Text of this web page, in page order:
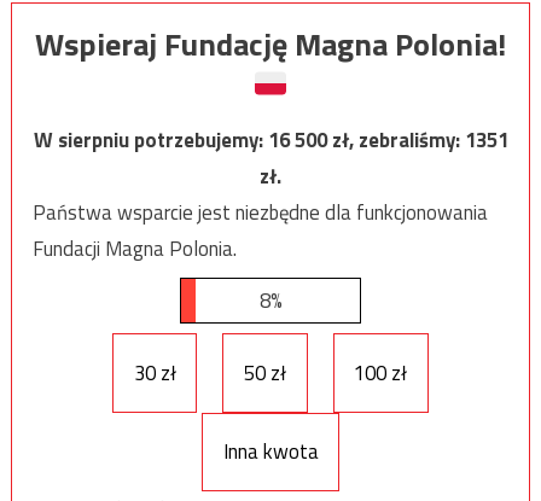
Wspieraj Fundację Magna Polonia!
W sierpniu potrzebujemy:16 500zł, zebraliśmy:1351
zł.
Państwa wsparcie jest niezbędne dla funkcjonowania
Fundacji Magna Polonia.
8%
30 zł 50 zł 100 zł
Inna kwota